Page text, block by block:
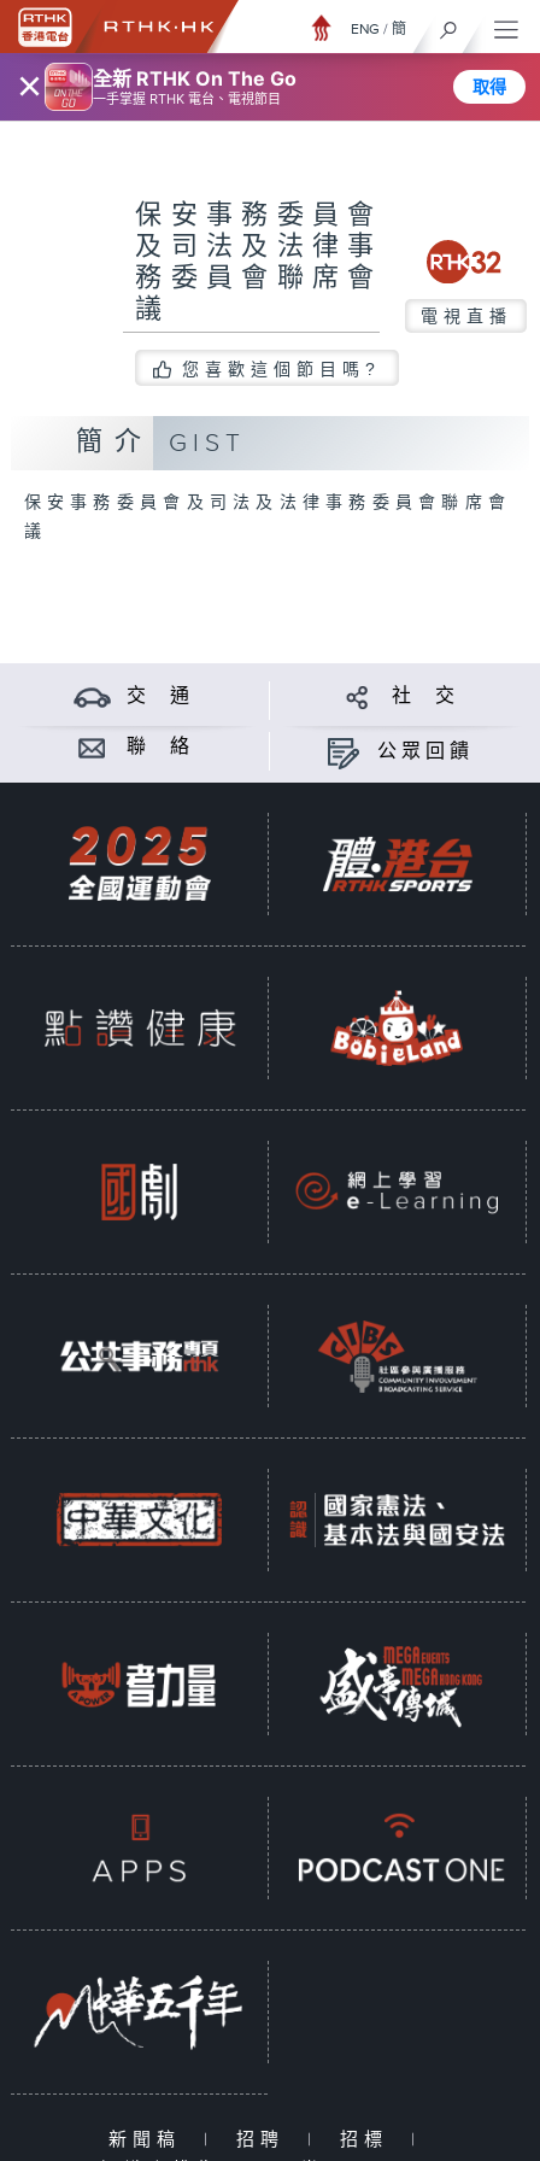
× 全新 RTHK On The Go
一手掌握 RTHK 電台、電視節目
取得
ENG / 簡
保安事務委員會
及司法及法律事
務委員會聯席會
議
電視直播
您喜歡這個節目嗎?
簡介 GIST
保安事務委員會及司法及法律事務委員會聯席會
議
交 通 社 交
聯 絡 公眾回饋
新聞稿 | 招聘 | 招標
|